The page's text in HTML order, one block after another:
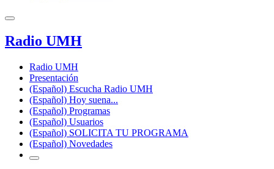
Radio UMH
Radio UMH
Presentación
(Español) Escucha Radio UMH
(Español) Hoy suena...
(Español) Programas
(Español) Usuarios
(Español) SOLICITA TU PROGRAMA
(Español) Novedades